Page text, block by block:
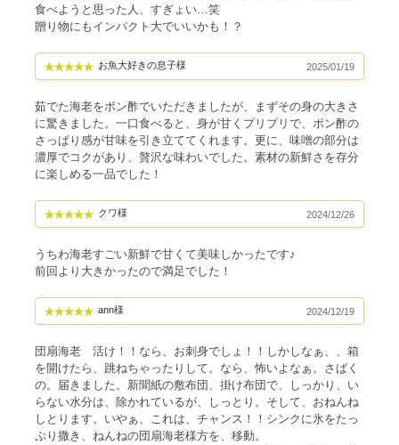
食べようと思った人、すぎょい…笑
贈り物にもインパクト大でいいかも！？
お魚大好きの息子様 2025/01/19
茹でた海老をポン酢でいただきましたが、まずその身の大きさ
に驚きました。一口食べると、身が甘くプリプリで、ポン酢の
さっぱり感が甘味を引き立ててくれます。更に、味噌の部分は
濃厚でコクがあり、贅沢な味わいでした。素材の新鮮さを存分
に楽しめる一品でした！
クワ様 2024/12/26
うちわ海老すごい新鮮で甘くて美味しかったです♪
前回より大きかったので満足でした！
ann様 2024/12/19
団扇海老 活け！！なら、お刺身でしょ！！しかしなぁ、、箱
を開けたら、跳ねちゃったりして。なら、怖いよなぁ。さばく
の。届きました。新聞紙の敷布団、掛け布団で、しっかり、い
らない水分は、除かれているが、しっとり。そして、おねんね
しとります。いやぁ、これは、チャンス！！シンクに氷をたっ
ぷり撒き、ねんねの団扇海老様方を、移動。